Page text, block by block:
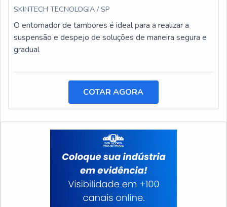
SKINTECH TECNOLOGIA / SP
O entornador de tambores é ideal para a realizar a
suspensão e despejo de soluções de maneira segura e
gradual
COTAR AGORA